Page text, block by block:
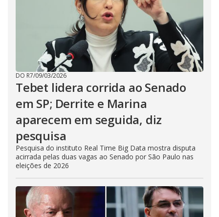
DO R7/09/03/2026
Tebet lidera corrida ao Senado
em SP; Derrite e Marina
aparecem em seguida, diz
pesquisa
Pesquisa do instituto Real Time Big Data mostra disputa
acirrada pelas duas vagas ao Senado por São Paulo nas
eleições de 2026